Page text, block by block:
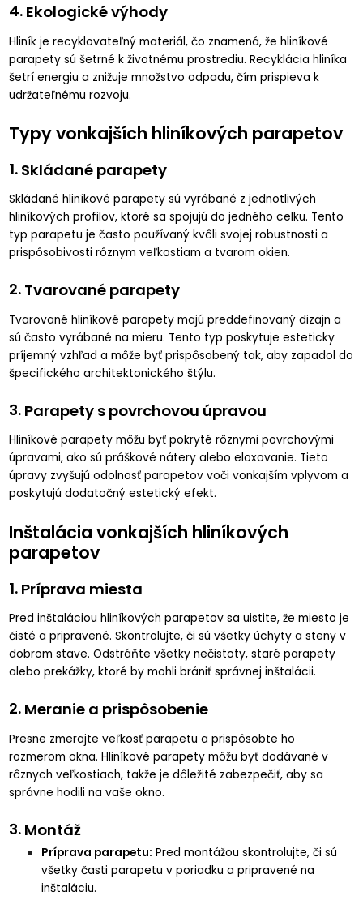
4. Ekologické výhody
Hliník je recyklovateľný materiál, čo znamená, že hliníkové
parapety sú šetrné k životnému prostrediu. Recyklácia hliníka
šetrí energiu a znižuje množstvo odpadu, čím prispieva k
udržateľnému rozvoju.
Typy vonkajších hliníkových parapetov
1. Skládané parapety
Skládané hliníkové parapety sú vyrábané z jednotlivých
hliníkových profilov, ktoré sa spojujú do jedného celku. Tento
typ parapetu je často používaný kvôli svojej robustnosti a
prispôsobivosti rôznym veľkostiam a tvarom okien.
2. Tvarované parapety
Tvarované hliníkové parapety majú preddefinovaný dizajn a
sú často vyrábané na mieru. Tento typ poskytuje esteticky
príjemný vzhľad a môže byť prispôsobený tak, aby zapadol do
špecifického architektonického štýlu.
3. Parapety s povrchovou úpravou
Hliníkové parapety môžu byť pokryté rôznymi povrchovými
úpravami, ako sú práškové nátery alebo eloxovanie. Tieto
úpravy zvyšujú odolnosť parapetov voči vonkajším vplyvom a
poskytujú dodatočný estetický efekt.
Inštalácia vonkajších hliníkových
parapetov
1. Príprava miesta
Pred inštaláciou hliníkových parapetov sa uistite, že miesto je
čisté a pripravené. Skontrolujte, či sú všetky úchyty a steny v
dobrom stave. Odstráňte všetky nečistoty, staré parapety
alebo prekážky, ktoré by mohli brániť správnej inštalácii.
2. Meranie a prispôsobenie
Presne zmerajte veľkosť parapetu a prispôsobte ho
rozmerom okna. Hliníkové parapety môžu byť dodávané v
rôznych veľkostiach, takže je dôležité zabezpečiť, aby sa
správne hodili na vaše okno.
3. Montáž
Príprava parapetu: Pred montážou skontrolujte, či sú
všetky časti parapetu v poriadku a pripravené na
inštaláciu.